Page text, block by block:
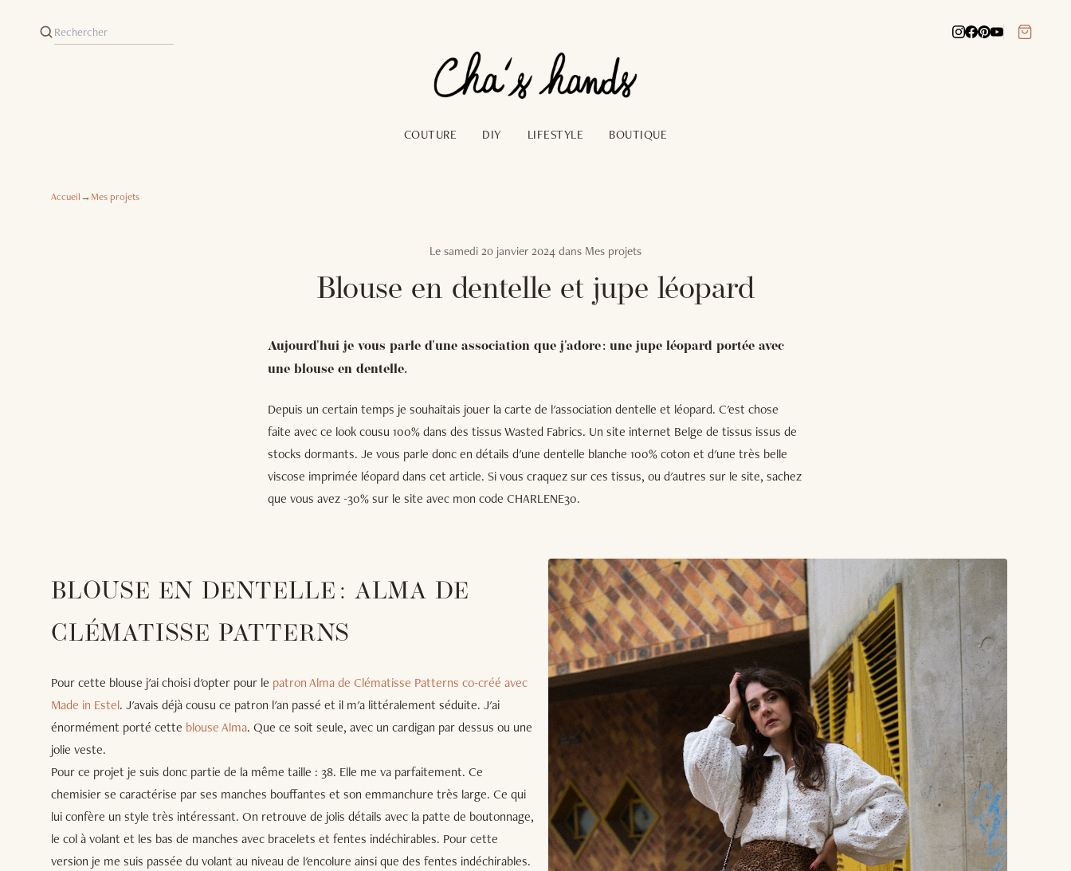
COUTURE DIY LIFESTYLE BOUTIQUE
Accueil→Mes projets
Le samedi 20 janvier 2024 dans Mes projets
Blouse en dentelle et jupe léopard
Aujourd'hui je vous parle d'une association que j'adore : une jupe léopard portée avec
une blouse en dentelle.
Depuis un certain temps je souhaitais jouer la carte de l'association dentelle et léopard. C'est chose
faite avec ce look cousu 100% dans des tissus Wasted Fabrics. Un site internet Belge de tissus issus de
stocks dormants. Je vous parle donc en détails d'une dentelle blanche 100% coton et d'une très belle
viscose imprimée léopard dans cet article. Si vous craquez sur ces tissus, ou d'autres sur le site, sachez
que vous avez -30% sur le site avec mon code CHARLENE30.
BLOUSE EN DENTELLE : ALMA DE
CLÉMATISSE PATTERNS
Pour cette blouse j'ai choisi d'opter pour le patron Alma de Clématisse Patterns co-créé avec
Made in Estel. J'avais déjà cousu ce patron l'an passé et il m'a littéralement séduite. J'ai
énormément porté cette blouse Alma. Que ce soit seule, avec un cardigan par dessus ou une
jolie veste.
Pour ce projet je suis donc partie de la même taille : 38. Elle me va parfaitement. Ce
chemisier se caractérise par ses manches bouffantes et son emmanchure très large. Ce qui
lui confère un style très intéressant. On retrouve de jolis détails avec la patte de boutonnage,
le col à volant et les bas de manches avec bracelets et fentes indéchirables. Pour cette
version je me suis passée du volant au niveau de l'encolure ainsi que des fentes indéchirables.